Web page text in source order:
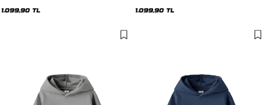
1.099,90 TL 1.099,90 TL